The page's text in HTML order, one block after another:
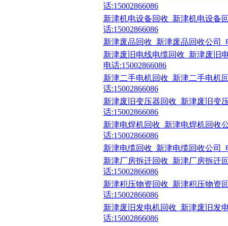
话:15002866086
新津机电设备回收_新津机电设备
话:15002866086
新津废品回收_新津废品回收公司_
新津废旧电线电缆回收_新津废旧
电话:15002866086
新津二手电机回收_新津二手电机
话:15002866086
新津废旧变压器回收_新津废旧变
话:15002866086
新津电焊机回收_新津电焊机回收
话:15002866086
新津电缆回收_新津电缆回收公司_
新津厂房拆迁回收_新津厂房拆迁
话:15002866086
新津积压物资回收_新津积压物资
话:15002866086
新津废旧发电机回收_新津废旧发
话:15002866086